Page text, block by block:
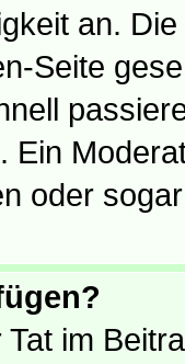
an.
Seite
Ein
oder
im